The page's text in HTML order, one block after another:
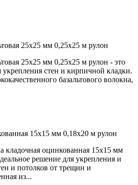
25х25 мм 0,25х25 м рулон
25х25 мм 0,25х25 м рулон - это
укрепления стен и кирпичной кладки.
базальтового волокна,
15х15 мм 0,18х20 м рулон
кладочная оцинкованная 15х15 мм
решение для укрепления и
и потолков от трещин и
из...